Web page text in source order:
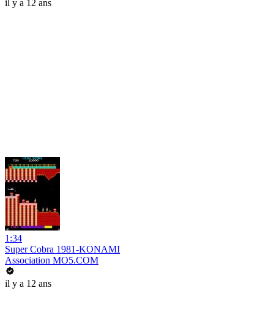
il y a 12 ans
1:34
Super Cobra 1981-KONAMI
Association MO5.COM
il y a 12 ans